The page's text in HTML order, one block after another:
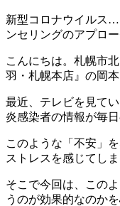
新型コロナウイルス
ンセリングのアプロ
こんにちは。札幌市
羽・札幌本店』の岡本
最近、テレビを見て
炎感染者の情報が毎
このような「不安」
ストレスを感じてし
そこで今回は、この
うのが効果的なのか